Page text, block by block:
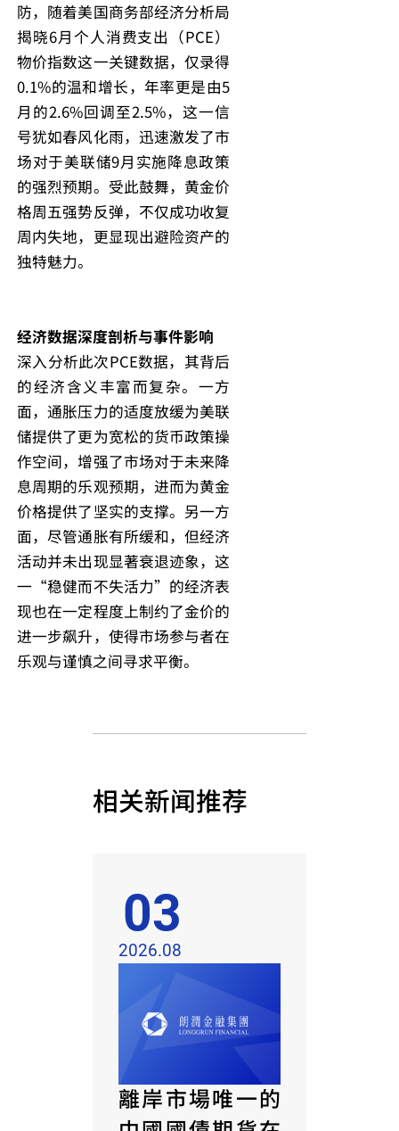
防，随着美国商务部经济分析局
揭晓6月个人消费支出（PCE）
物价指数这一关键数据，仅录得
0.1%的温和增长，年率更是由5
月的2.6%回调至2.5%，这一信
号犹如春风化雨，迅速激发了市
场对于美联储9月实施降息政策
的强烈预期。受此鼓舞，黄金价
格周五强势反弹，不仅成功收复
周内失地，更显现出避险资产的
独特魅力。
经济数据深度剖析与事件影响
深入分析此次PCE数据，其背后
的经济含义丰富而复杂。一方
面，通胀压力的适度放缓为美联
储提供了更为宽松的货币政策操
作空间，增强了市场对于未来降
息周期的乐观预期，进而为黄金
价格提供了坚实的支撑。另一方
面，尽管通胀有所缓和，但经济
活动并未出现显著衰退迹象，这
一“稳健而不失活力”的经济表
现也在一定程度上制约了金价的
进一步飙升，使得市场参与者在
乐观与谨慎之间寻求平衡。
相关新闻推荐
離岸市場唯一的
03
2026.08